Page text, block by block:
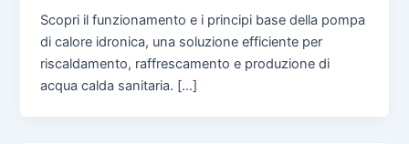
Scopri il funzionamento e i principi base della pompa
di calore idronica, una soluzione efficiente per
riscaldamento, raffrescamento e produzione di
acqua calda sanitaria. […]